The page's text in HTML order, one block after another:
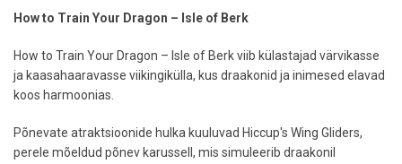
How to Train Your Dragon – Isle of Berk
How to Train Your Dragon – Isle of Berk viib külastajad värvikasse
ja kaasahaaravasse viikingikülla, kus draakonid ja inimesed elavad
koos harmoonias.
Põnevate atraktsioonide hulka kuuluvad Hiccup's Wing Gliders,
perele mõeldud põnev karussell, mis simuleerib draakonil